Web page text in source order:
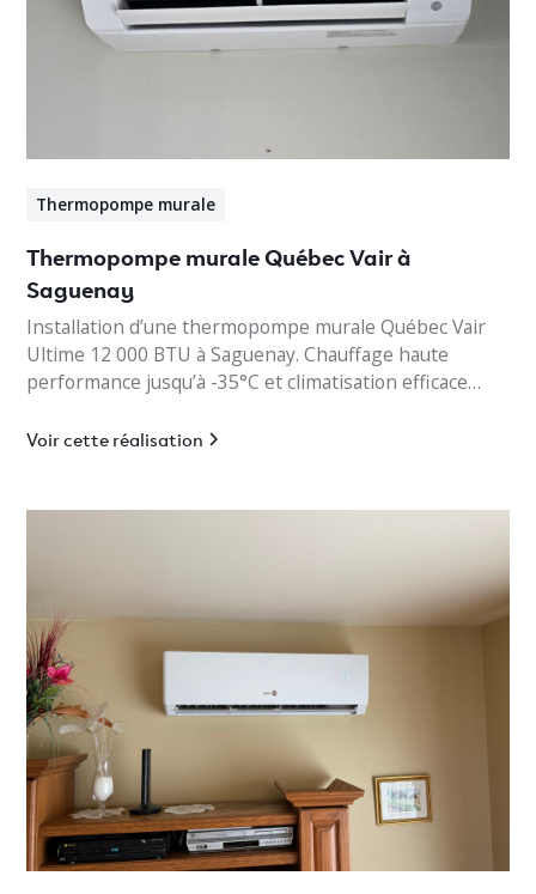
Thermopompe murale
Thermopompe murale Québec Vair à
Saguenay
Installation d’une thermopompe murale Québec Vair
Ultime 12 000 BTU à Saguenay. Chauffage haute
performance jusqu’à -35°C et climatisation efficace
Voir cette réalisation